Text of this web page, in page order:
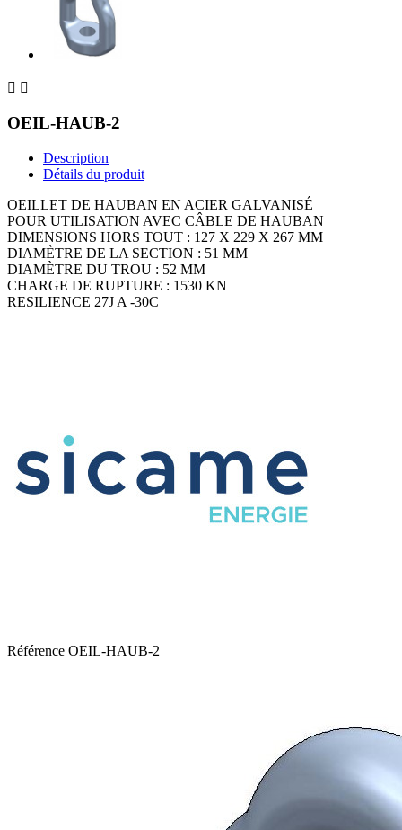
 
OEIL-HAUB-2
Description
Détails du produit
OEILLET DE HAUBAN EN ACIER GALVANISÉ
POUR UTILISATION AVEC CÂBLE DE HAUBAN
DIMENSIONS HORS TOUT : 127 X 229 X 267 MM
DIAMÈTRE DE LA SECTION : 51 MM
DIAMÈTRE DU TROU : 52 MM
CHARGE DE RUPTURE : 1530 KN
RESILIENCE 27J A -30C
Référence OEIL-HAUB-2